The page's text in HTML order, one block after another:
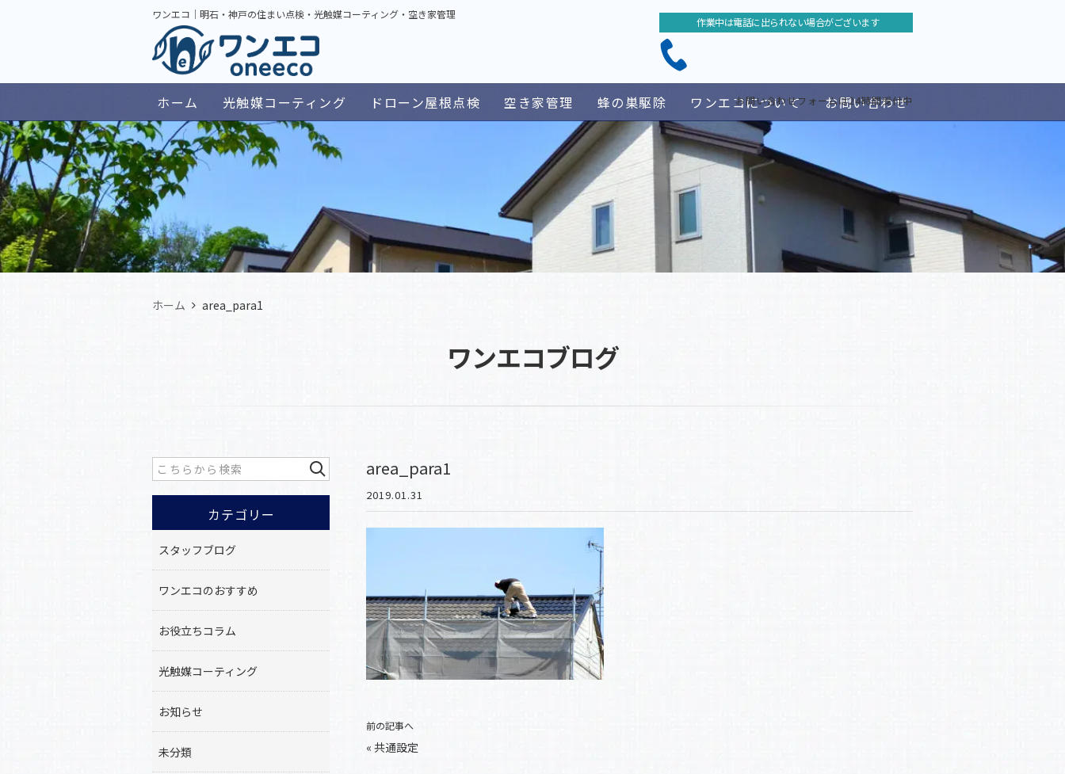
ワンエコ｜明石・神戸の住まい点検・光触媒コーティング・空き家管理
作業中は電話に出られない場合がございます
お問い合わせフォームは24時間受付中
ホーム 光触媒コーティング ドローン屋根点検 空き家管理 蜂の巣駆除 ワンエコについて お問い合わせ
ホーム area_para1
ワンエコブログ
area_para1
2019.01.31
前の記事へ
« 共通設定
カテゴリー
スタッフブログ
ワンエコのおすすめ
お役立ちコラム
光触媒コーティング
お知らせ
未分類